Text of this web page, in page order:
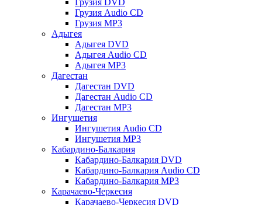
Грузия DVD
Грузия Audio CD
Грузия MP3
Адыгея
Адыгея DVD
Адыгея Audio CD
Адыгея MP3
Дагестан
Дагестан DVD
Дагестан Audio CD
Дагестан MP3
Ингушетия
Ингушетия Audio CD
Ингушетия MP3
Кабардино-Балкария
Кабардино-Балкария DVD
Кабардино-Балкария Audio CD
Кабардино-Балкария MP3
Карачаево-Черкесия
Карачаево-Черкесия DVD